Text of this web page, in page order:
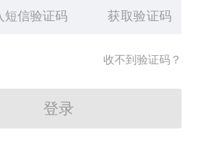
获取验证码
收不到验证码？
登录